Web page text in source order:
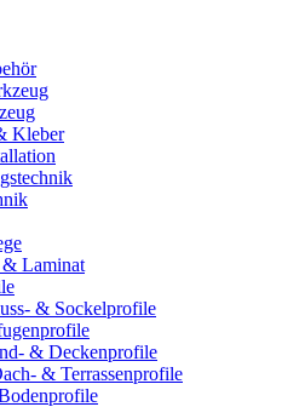
Kleber
Laminat
& Sockelprofile
& Deckenprofile
& Terrassenprofile